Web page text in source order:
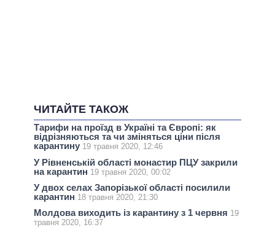
ЧИТАЙТЕ ТАКОЖ
Тарифи на проїзд в Україні та Європі: як
відрізняються та чи зміняться ціни після
карантину 19 травня 2020, 12:46
У Рівненській області монастир ПЦУ закрили
на карантин 19 травня 2020, 00:02
У двох селах Запорізької області посилили
карантин 18 травня 2020, 21:30
Молдова виходить із карантину з 1 червня 19
травня 2020, 16:37